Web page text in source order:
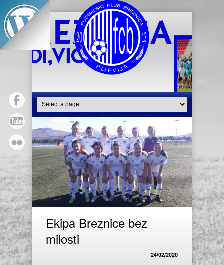
Ekipa Breznice bez
milosti
24/02/2020